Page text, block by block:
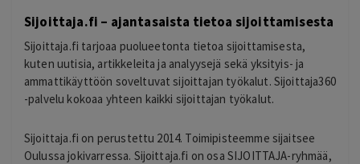
Sijoittaja.fi – ajantasaista tietoa sijoittamisesta
Sijoittaja.fi tarjoaa puolueetonta tietoa sijoittamisesta,
kuten uutisia, artikkeleita ja analyysejä sekä yksityis- ja
ammattikäyttöön soveltuvat sijoittajan työkalut. Sijoittaja360
-palvelu kokoaa yhteen kaikki sijoittajan työkalut.
Sijoittaja.fi on perustettu 2014. Toimipisteemme sijaitsee
Oulussa jokivarressa. Sijoittaja.fi on osa SIJOITTAJA-ryhmää,